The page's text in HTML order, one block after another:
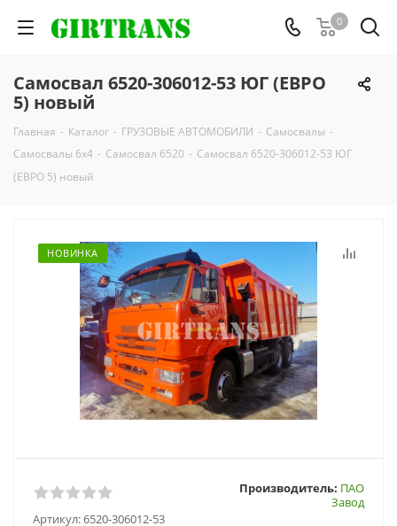
0
Самосвал 6520-306012-53 ЮГ (ЕВРО
5) новый
Главная - Каталог - ГРУЗОВЫЕ АВТОМОБИЛИ - Самосвалы -
Самосвалы 6х4 - Самосвал 6520 - Самосвал 6520-306012-53 ЮГ
(ЕВРО 5) новый
НОВИНКА
Артикул:6520-306012-53
Производитель: ПАО
Завод